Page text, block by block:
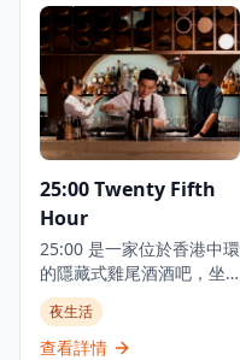
25:00 Twenty Fifth
Hour
25:00 是一家位於香港中環
的隱藏式雞尾酒酒吧，坐
落在歷史悠久的陸羽茶室
上方，為這座城市最古老
的餐廳之一增添了現代魅
夜生活
查看詳情